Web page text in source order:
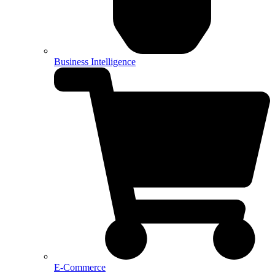
Business Intelligence
E-Commerce